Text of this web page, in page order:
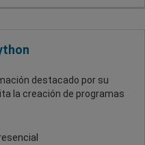
destacado por su
la creación de programas